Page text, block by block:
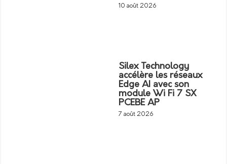
10 août 2026
Silex Technology
accélère les réseaux
Edge AI avec son
module Wi Fi 7 SX
PCEBE AP
7 août 2026